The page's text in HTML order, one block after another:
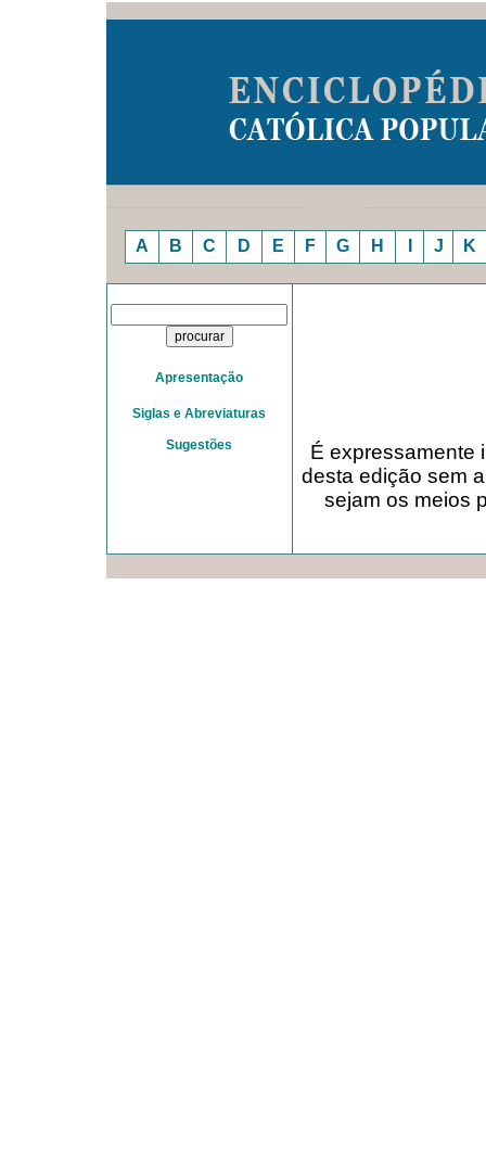
A B C D E F G H J K
Apresentação
Siglas e Abreviaturas
Sugestões
É expressamente
desta edição sem
sejam os meios